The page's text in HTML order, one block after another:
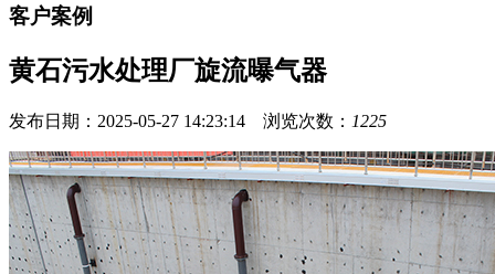
客户案例
黄石污水处理厂旋流曝气器
发布日期：2025-05-27 14:23:14 浏览次数： 1225